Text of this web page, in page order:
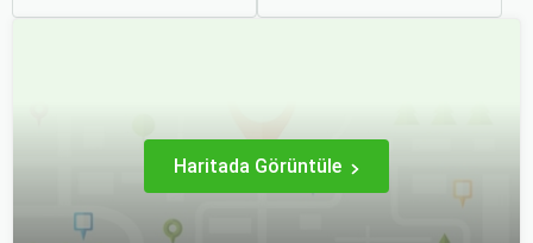
deneyimler sunmaktadır.
Haritada Görüntüle